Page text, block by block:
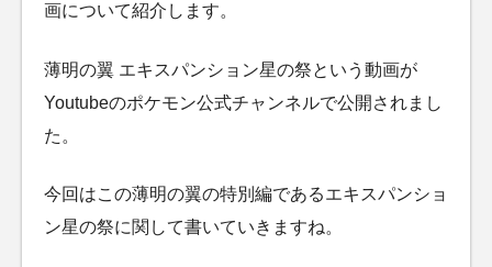
画について紹介します。
薄明の翼 エキスパンション星の祭という動画が
Youtubeのポケモン公式チャンネルで公開されまし
た。
今回はこの薄明の翼の特別編であるエキスパンショ
ン星の祭に関して書いていきますね。